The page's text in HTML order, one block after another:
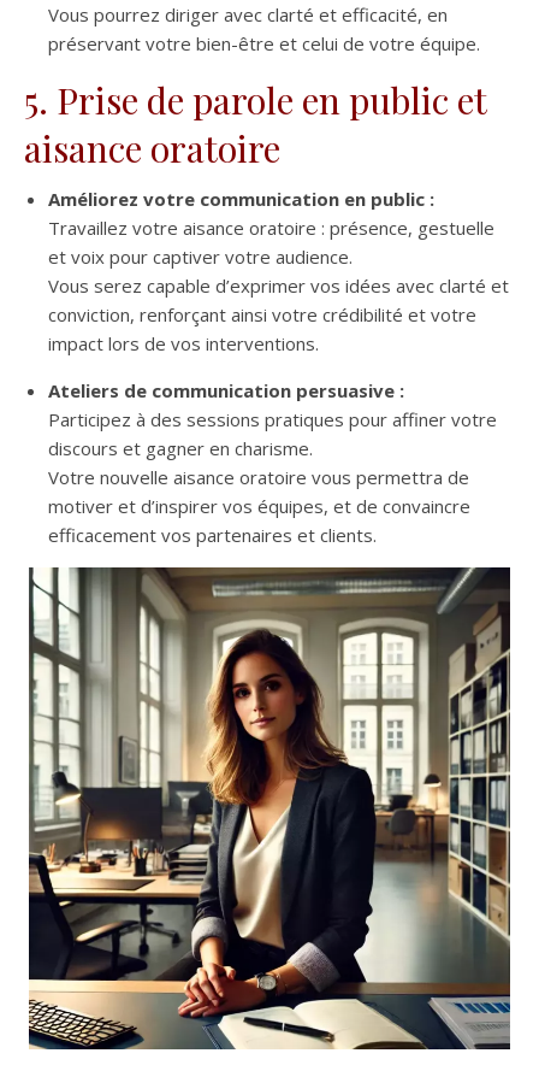
Vous pourrez diriger avec clarté et efficacité, en
préservant votre bien-être et celui de votre équipe.
5. Prise de parole en public et
aisance oratoire
Améliorez votre communication en public :
Travaillez votre aisance oratoire : présence, gestuelle
et voix pour captiver votre audience.
Vous serez capable d’exprimer vos idées avec clarté et
conviction, renforçant ainsi votre crédibilité et votre
impact lors de vos interventions.
Ateliers de communication persuasive :
Participez à des sessions pratiques pour affiner votre
discours et gagner en charisme.
Votre nouvelle aisance oratoire vous permettra de
motiver et d’inspirer vos équipes, et de convaincre
efficacement vos partenaires et clients.